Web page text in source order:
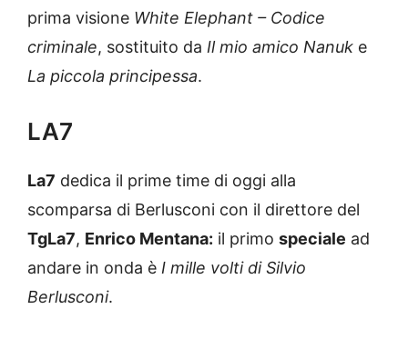
prima visione White Elephant – Codice
criminale, sostituito da Il mio amico Nanuk e
La piccola principessa.
LA7
La7 dedica il prime time di oggi alla
scomparsa di Berlusconi con il direttore del
TgLa7, Enrico Mentana: il primo speciale ad
andare in onda è I mille volti di Silvio
Berlusconi.